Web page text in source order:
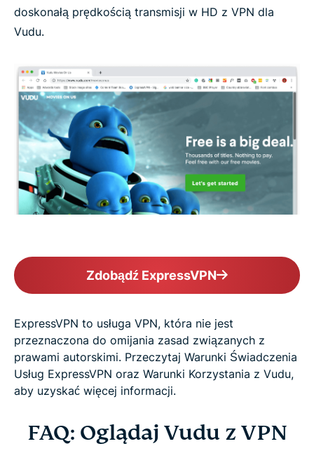
doskonałą prędkością transmisji w HD z VPN dla
Vudu.
Zdobądź ExpressVPN
ExpressVPN to usługa VPN, która nie jest
przeznaczona do omijania zasad związanych z
prawami autorskimi. Przeczytaj Warunki Świadczenia
Usług ExpressVPN oraz Warunki Korzystania z Vudu,
aby uzyskać więcej informacji.
FAQ: Oglądaj Vudu z VPN